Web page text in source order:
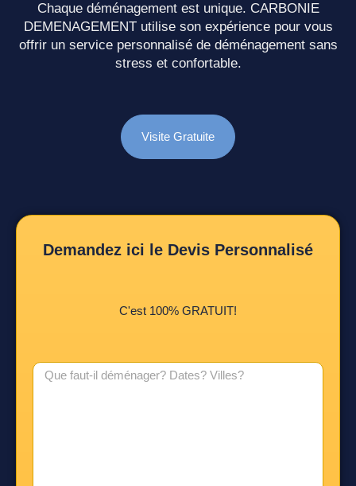
Chaque déménagement est unique. CARBONIE
DEMENAGEMENT utilise son expérience pour vous
offrir un service personnalisé de déménagement sans
stress et confortable.
Visite Gratuite
Demandez ici le Devis Personnalisé
C'est 100% GRATUIT!